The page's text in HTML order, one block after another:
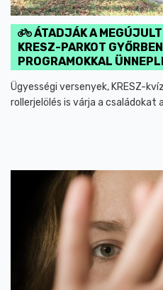
ÁTADJÁK A
KRESZ-PARKOT
PROGRAMOKKAL
Ügyességi versenyek, KRESZ-
rollerjelölés is várja a családokat